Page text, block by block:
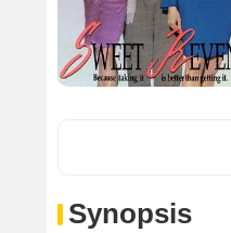
Synopsis